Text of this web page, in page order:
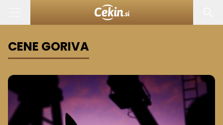
CENE GORIVA